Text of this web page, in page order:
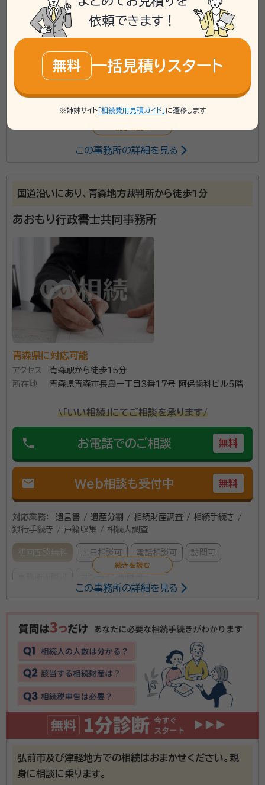
お電話でのご相談 無料
対応業務： 遺言書 / 相続手続き / 銀行手続き / 戸籍収集 / 相
続人調査
初回面談無料
この事務所の詳細を見る
国道沿いにあり、青森地方裁判所から徒歩1分
あおもり行政書士共同事務所
青森県に対応可能
アクセス
青森駅から徒歩15分
所在地
青森県青森市長島一丁目３番１７号 阿保歯科ビル５階
\「いい相続」にてご相談を承ります/
phone お電話でのご相談 無料
mail Web相談も受付中 無料
対応業務：
遺言書 / 遺産分割 / 相続財産調査 / 相続手続き /
銀行手続き / 戸籍収集 / 相続人調査
初回面談無料 土日相談可 電話相談可 訪問可
田中健悦
行政書士・マンション管理士・土地家屋調査士・二級建築士・
経歴：
青森県十和田市出身、農業高校卒 2007年行政書士事務所開設
（マンション管理士・土地家屋調査士事務所併設）
遺言書作成支援、遺産相続手続業務を主体に、官公署許
認可申請手続及びその申請等に伴うに行政不服申立手
続の業務等を行っております。依頼者と共に考え、依頼
資格等：行政書士, 土地家屋調査士、マンション管理士、宅地建物取
この事務所の詳細を見る
弘前市及び津軽地方での相続はおまかせください。親
身に相談に乗ります。
依頼できます！
無料 一括見積りスタート
※姉妹サイト 「相続費用見積ガイド」 に遷移します